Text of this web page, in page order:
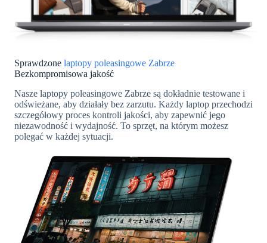
Sprawdzone laptopy poleasingowe Zabrze
Bezkompromisowa jakość
Nasze laptopy poleasingowe Zabrze są dokładnie testowane i
odświeżane, aby działały bez zarzutu. Każdy laptop przechodzi
szczegółowy proces kontroli jakości, aby zapewnić jego
niezawodność i wydajność. To sprzęt, na którym możesz
polegać w każdej sytuacji.